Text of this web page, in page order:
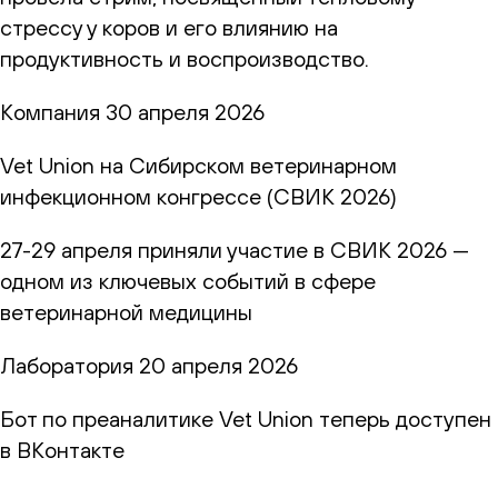
стрессу у коров и его влиянию на
продуктивность и воспроизводство.
Компания 30 апреля 2026
Vet Union на Сибирском ветеринарном
инфекционном конгрессе (СВИК 2026)
27-29 апреля приняли участие в СВИК 2026 —
одном из ключевых событий в сфере
ветеринарной медицины
Лаборатория 20 апреля 2026
Бот по преаналитике Vet Union теперь доступен
в ВКонтакте